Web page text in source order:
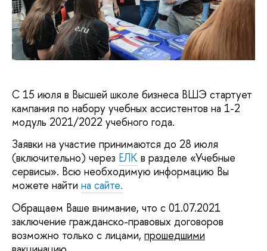
С 15 июля в Высшей школе бизнеса ВШЭ стартует
кампания по набору учебных ассистентов на 1-2
модуль 2021/2022 учебного года.
Заявки на участие принимаются до 28 июля
(включительно) через ЕЛК в разделе «Учебные
сервисы». Всю необходимую информацию Вы
можете найти на сайте.
Обращаем Ваше внимание, что с 01.07.2021
заключение гражданско-правовых договоров
возможно только с лицами, прошедшими